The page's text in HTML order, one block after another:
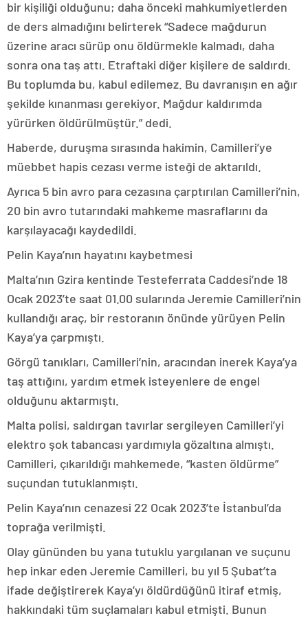
bir kişiliği olduğunu; daha önceki mahkumiyetlerden
de ders almadığını belirterek “Sadece mağdurun
üzerine aracı sürüp onu öldürmekle kalmadı, daha
sonra ona taş attı. Etraftaki diğer kişilere de saldırdı.
Bu toplumda bu, kabul edilemez. Bu davranışın en ağır
şekilde kınanması gerekiyor. Mağdur kaldırımda
yürürken öldürülmüştür.” dedi.
Haberde, duruşma sırasında hakimin, Camilleri’ye
müebbet hapis cezası verme isteği de aktarıldı.
Ayrıca 5 bin avro para cezasına çarptırılan Camilleri’nin,
20 bin avro tutarındaki mahkeme masraflarını da
karşılayacağı kaydedildi.
Pelin Kaya’nın hayatını kaybetmesi
Malta’nın Gzira kentinde Testeferrata Caddesi’nde 18
Ocak 2023’te saat 01.00 sularında Jeremie Camilleri’nin
kullandığı araç, bir restoranın önünde yürüyen Pelin
Kaya’ya çarpmıştı.
Görgü tanıkları, Camilleri’nin, aracından inerek Kaya’ya
taş attığını, yardım etmek isteyenlere de engel
olduğunu aktarmıştı.
Malta polisi, saldırgan tavırlar sergileyen Camilleri’yi
elektro şok tabancası yardımıyla gözaltına almıştı.
Camilleri, çıkarıldığı mahkemede, “kasten öldürme”
suçundan tutuklanmıştı.
Pelin Kaya’nın cenazesi 22 Ocak 2023’te İstanbul’da
toprağa verilmişti.
Olay gününden bu yana tutuklu yargılanan ve suçunu
hep inkar eden Jeremie Camilleri, bu yıl 5 Şubat’ta
ifade değiştirerek Kaya’yı öldürdüğünü itiraf etmiş,
hakkındaki tüm suçlamaları kabul etmişti. Bunun